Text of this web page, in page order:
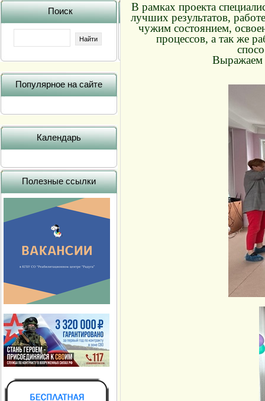
Поиск
Популярное на сайте
Календарь
Полезные ссылки
В рамках проекта
лучших результатов,
чужим состоянием,
процессов, а так же
Выражаем